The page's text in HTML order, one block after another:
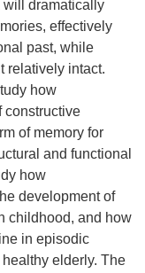
will dramatically
effectively
past, while
relatively intact.
how
constructive
of memory for
and functional
how
development of
childhood, and how
in episodic
elderly. The